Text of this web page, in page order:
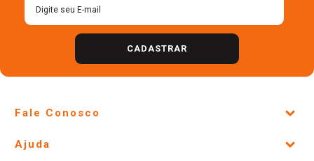
Fale Conosco